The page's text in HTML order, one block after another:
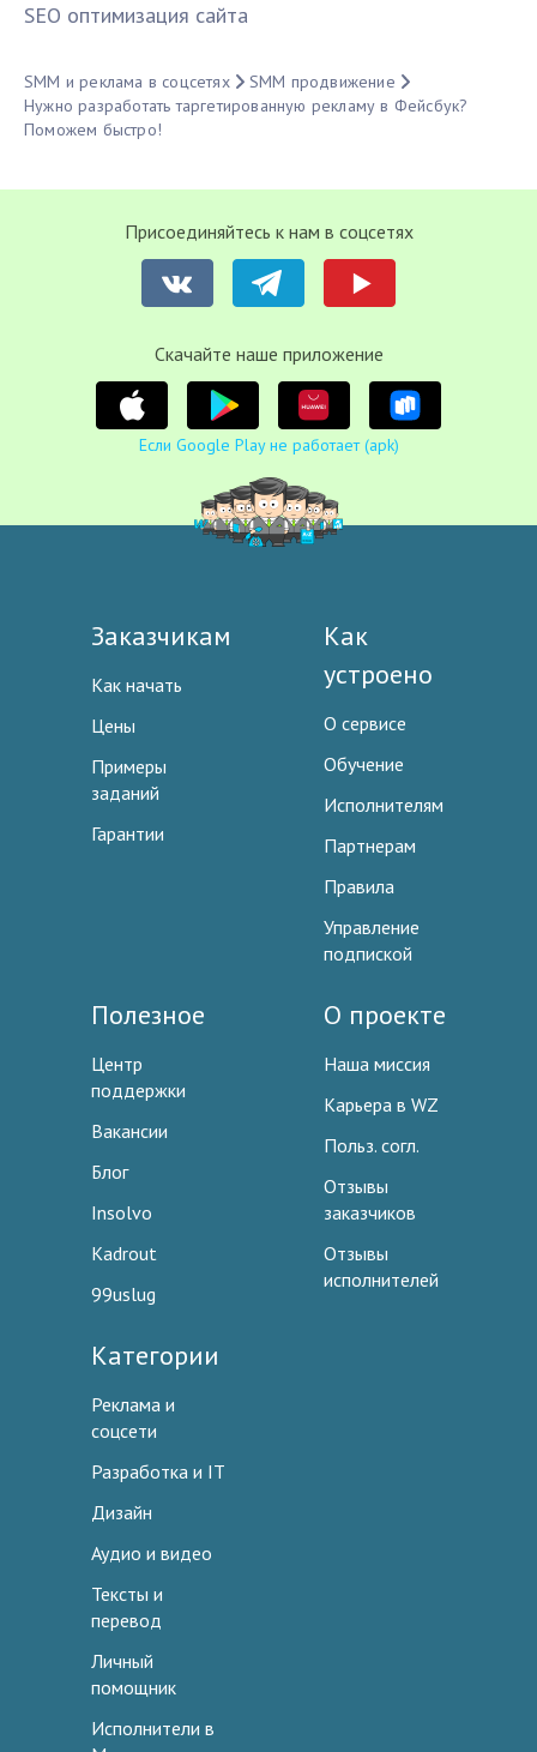
SЕО оптимизация сайта
SMM и реклама в соцсетях
SMM продвижение
Нужно разработать таргетированную рекламу в Фейсбук?
Поможем быстро!
Присоединяйтесь к нам в соцсетях
Cкачайте наше приложение
Если Google Play не работает (apk)
Заказчикам
Как начать
Цены
Примеры
заданий
Гарантии
Как
устроено
О сервисе
Обучение
Исполнителям
Партнерам
Правила
Управление
подпиской
Полезное
Центр
поддержки
Вакансии
Блог
Insolvo
Kadrout
99uslug
О проекте
Наша миссия
Карьера в WZ
Польз. согл.
Отзывы
заказчиков
Отзывы
исполнителей
Категории
Реклама и
соцсети
Разработка и IT
Дизайн
Аудио и видео
Тексты и
перевод
Личный
помощник
Исполнители в